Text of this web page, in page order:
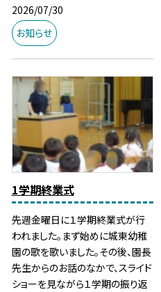
2026/07/30
お知らせ
1学期終業式
先週金曜日に１学期終業式が行
われました。まず始めに城東幼稚
園の歌を歌いました。その後、園長
先生からのお話のなかで、スライド
ショーを見ながら１学期の振り返